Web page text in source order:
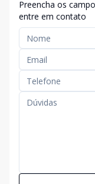
Preencha os
entre em contato